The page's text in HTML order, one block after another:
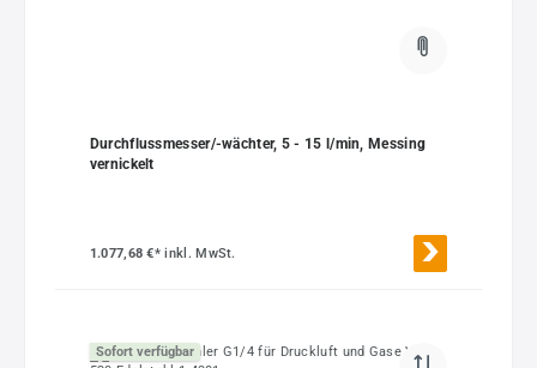
Durchflussmesser/-wächter, 5 - 15 l/min, Messing
vernickelt
1.077,68 €*inkl. MwSt.
Sofort verfügbar